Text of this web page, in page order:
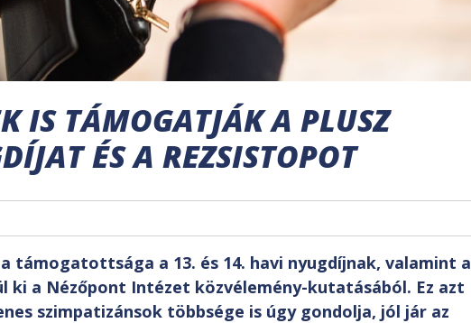
IS TÁMOGATJÁK A PLUSZ
ÉS A REZSISTOPOT
támogatottsága a 13. és 14. havi nyugdíjnak, valamint a
ki a Nézőpont Intézet közvélemény-kutatásából. Ez azt
szimpatizánsok többsége is úgy gondolja, jól jár az